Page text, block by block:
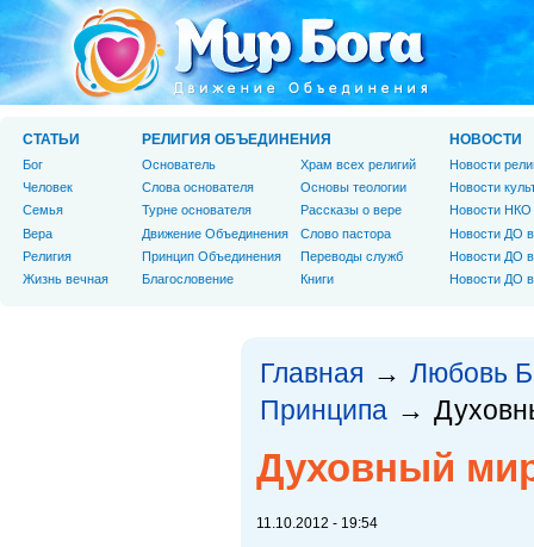
Главная → Любовь
Принципа →
Духовный
11.10.2012 - 19:54
СТАТЬИ
Бог
Человек
Cемья
Вера
Религия
Жизнь вечная
РЕЛИГИЯ ОБЪЕДИНЕНИЯ
Основатель
Слова основателя
Турне основателя
Движение Объединения
Принцип Объединения
Благословение
Храм всех религий
Основы теологии
Рассказы о вере
Слово пастора
Переводы служб
Книги
НОВОСТИ
Новости
Новости
Новости НКО
Новости ДО
Новости ДО
Новости ДО